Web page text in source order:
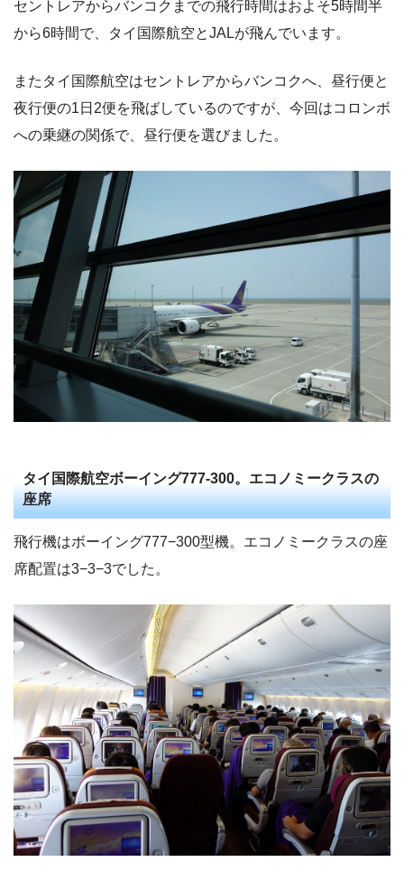
セントレアからバンコクまでの飛行時間はおよそ5時間半
から6時間で、タイ国際航空とJALが飛んでいます。
またタイ国際航空はセントレアからバンコクへ、昼行便と
夜行便の1日2便を飛ばしているのですが、今回はコロンボ
への乗継の関係で、昼行便を選びました。
タイ国際航空ボーイング777-300。エコノミークラスの
座席
飛行機はボーイング777−300型機。エコノミークラスの座
席配置は3−3−3でした。